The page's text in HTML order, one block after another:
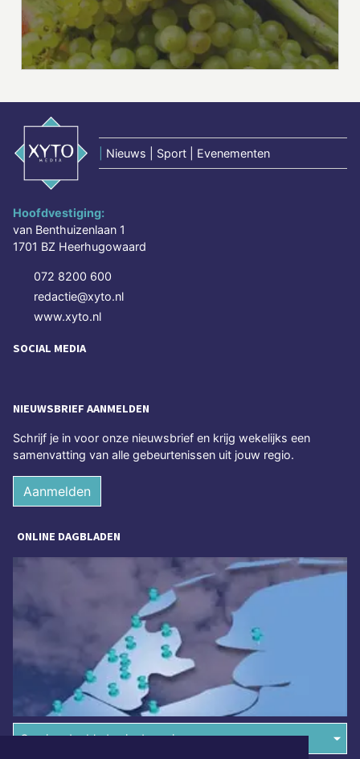
Nieuws | Sport | Evenementen
Hoofdvestiging:
van Benthuizenlaan 1
1701 BZ Heerhugowaard
072 8200 600
redactie@xyto.nl
www.xyto.nl
SOCIAL MEDIA
NIEUWSBRIEF AANMELDEN
Schrijf je in voor onze nieuwsbrief en krijg wekelijks een
samenvatting van alle gebeurtenissen uit jouw regio.
Aanmelden
ONLINE DAGBLADEN
Overige dagbladen in de regio